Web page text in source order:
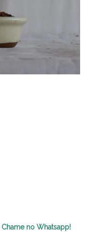
Chame no Whatsapp!